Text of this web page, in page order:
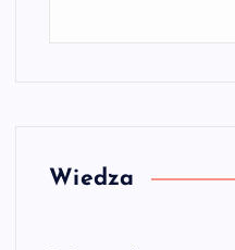
Wiedza